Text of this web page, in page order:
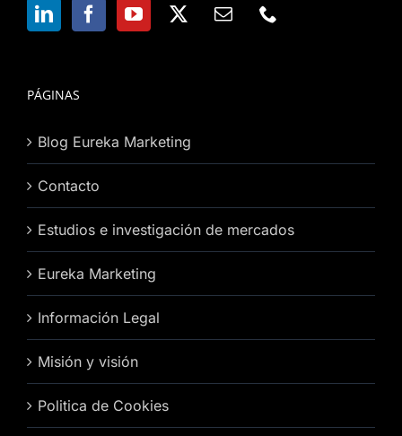
PÁGINAS
Blog Eureka Marketing
Contacto
Estudios e investigación de mercados
Eureka Marketing
Información Legal
Misión y visión
Politica de Cookies